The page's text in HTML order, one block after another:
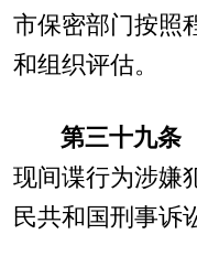
市保密部门按照
和组织评估。
第三十九条
现间谍行为涉嫌
民共和国刑事诉